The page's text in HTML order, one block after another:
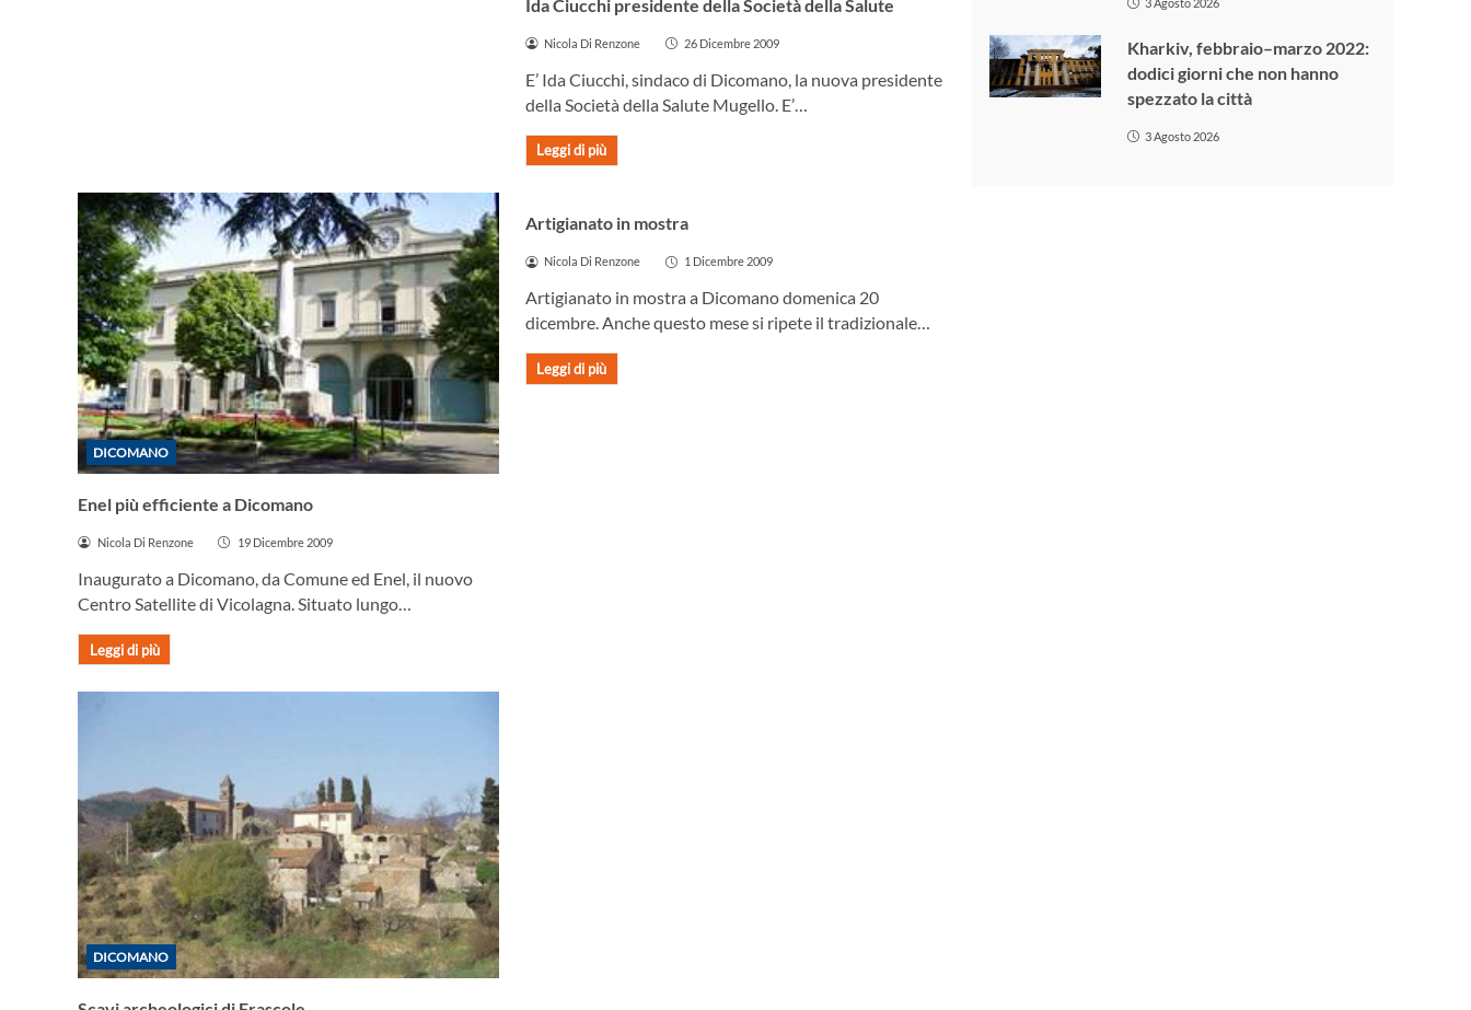
Ida Ciucchi presidente della Società della Salute
Nicola Di Renzone 26 Dicembre 2009
E’ Ida Ciucchi, sindaco di Dicomano, la nuova presidente
della Società della Salute Mugello. E’…
Leggi di più
DICOMANO
Enel più efficiente a Dicomano
Nicola Di Renzone 19 Dicembre 2009
Inaugurato a Dicomano, da Comune ed Enel, il nuovo
Centro Satellite di Vicolagna. Situato lungo…
Leggi di più
DICOMANO
Artigianato in mostra
Nicola Di Renzone 1 Dicembre 2009
Artigianato in mostra a Dicomano domenica 20
dicembre. Anche questo mese si ripete il tradizionale…
Leggi di più
DICOMANO
Kharkiv, febbraio–marzo 2022:
dodici giorni che non hanno
spezzato la città
3 Agosto 2026